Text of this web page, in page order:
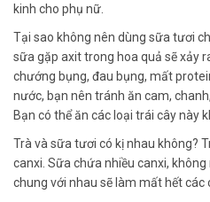
kinh cho phụ nữ.
Tại sao không nên dùng sữa tươi
sữa gặp axit trong hoa quả sẽ xảy
chướng bụng, đau bụng, mất
nước, bạn nên tránh ăn cam,
Bạn có thể ăn các loại trái cây này
Trà và sữa tươi có kị nhau không?
canxi. Sữa chứa nhiều canxi,
chung với nhau sẽ làm mất hết các